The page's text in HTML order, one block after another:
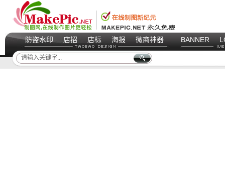
防盗水印 店招 店标 海报 微商神器 BANNER